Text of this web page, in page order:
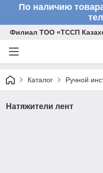
По наличию
Филиал ТОО «ТССП
Каталог Ручной
Натяжители лент